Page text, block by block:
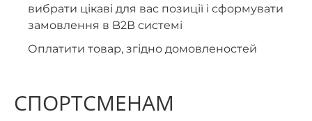
вибрати цікаві для вас позиції і сформувати
замовлення в B2B системі
Оплатити товар, згідно домовленостей
СПОРТСМЕНАМ